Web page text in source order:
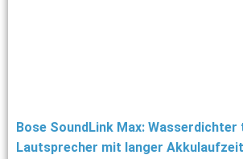
Bose SoundLink Max:
Lautsprecher mit langer